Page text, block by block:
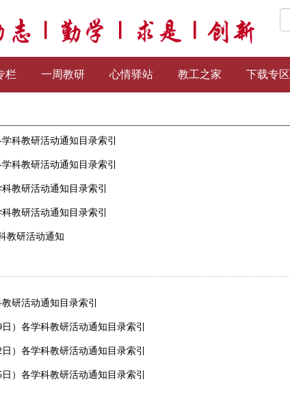
栏 一周教研 心情驿站 教工之家 下载专区
科教研活动通知目录索引
科教研活动通知目录索引
教研活动通知目录索引
教研活动通知目录索引
教研活动通知
研活动通知目录索引
）各学科教研活动通知目录索引
）各学科教研活动通知目录索引
）各学科教研活动通知目录索引